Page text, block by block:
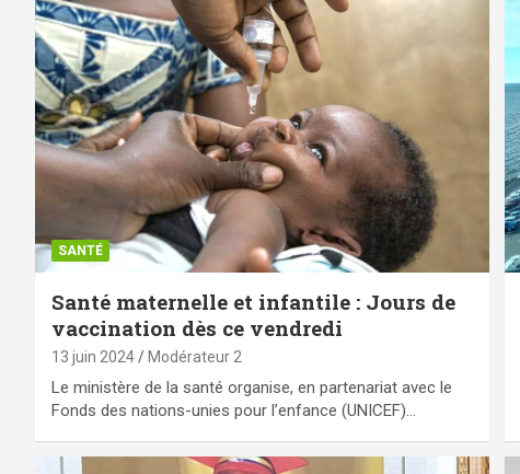
SANTÉ
Santé maternelle et infantile : Jours de
vaccination dès ce vendredi
13 juin 2024 Modérateur 2
Le ministère de la santé organise, en partenariat avec le
Fonds des nations-unies pour l’enfance (UNICEF)…